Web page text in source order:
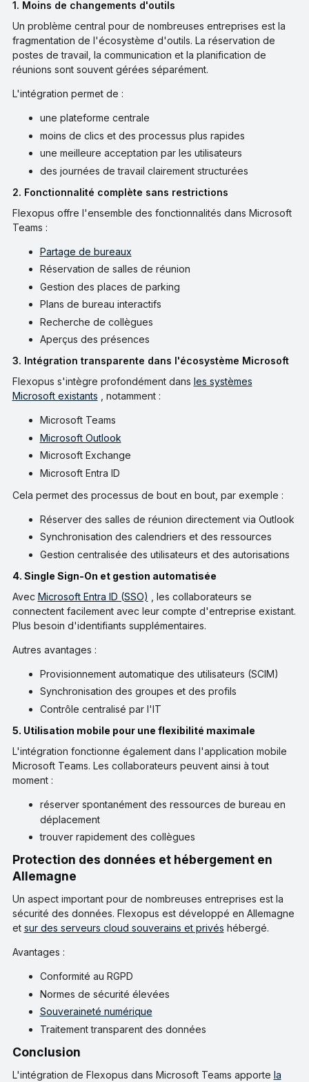
1. Moins de changements d'outils
Un problème central pour de nombreuses entreprises est la
fragmentation de l'écosystème d'outils. La réservation de
postes de travail, la communication et la planification de
réunions sont souvent gérées séparément.
L'intégration permet de :
une plateforme centrale
moins de clics et des processus plus rapides
une meilleure acceptation par les utilisateurs
des journées de travail clairement structurées
2. Fonctionnalité complète sans restrictions
Flexopus offre l'ensemble des fonctionnalités dans Microsoft
Teams :
Partage de bureaux
Réservation de salles de réunion
Gestion des places de parking
Plans de bureau interactifs
Recherche de collègues
Aperçus des présences
3. Intégration transparente dans l'écosystème Microsoft
Flexopus s'intègre profondément dans les systèmes
Microsoft existants , notamment :
Microsoft Teams
Microsoft Outlook
Microsoft Exchange
Microsoft Entra ID
Cela permet des processus de bout en bout, par exemple :
Réserver des salles de réunion directement via Outlook
Synchronisation des calendriers et des ressources
Gestion centralisée des utilisateurs et des autorisations
4. Single Sign-On et gestion automatisée
Avec Microsoft Entra ID (SSO) , les collaborateurs se
connectent facilement avec leur compte d'entreprise existant.
Plus besoin d'identifiants supplémentaires.
Autres avantages :
Provisionnement automatique des utilisateurs (SCIM)
Synchronisation des groupes et des profils
Contrôle centralisé par l'IT
5. Utilisation mobile pour une flexibilité maximale
L'intégration fonctionne également dans l'application mobile
Microsoft Teams. Les collaborateurs peuvent ainsi à tout
moment :
réserver spontanément des ressources de bureau en
déplacement
trouver rapidement des collègues
Protection des données et hébergement en
Allemagne
Un aspect important pour de nombreuses entreprises est la
sécurité des données. Flexopus est développé en Allemagne
et sur des serveurs cloud souverains et privés hébergé.
Avantages :
Conformité au RGPD
Normes de sécurité élevées
Souveraineté numérique
Traitement transparent des données
Conclusion
L'intégration de Flexopus dans Microsoft Teams apporte la